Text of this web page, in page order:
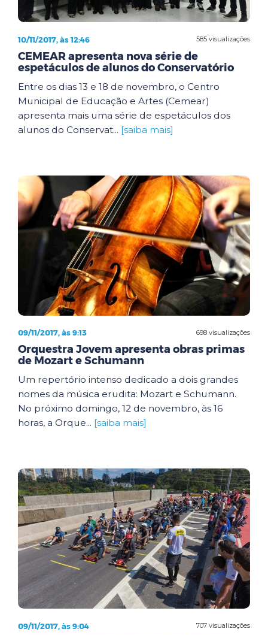
585 visualizações
10/11/2017, às 12:46
CEMEAR apresenta nova série de
espetáculos de alunos do Conservatório
Entre os dias 13 e 18 de novembro, o Centro
Municipal de Educação e Artes (Cemear)
apresenta mais uma série de espetáculos dos
alunos do Conservat... [saiba mais]
698 visualizações
09/11/2017, às 9:13
Orquestra Jovem apresenta obras primas
de Mozart e Schumann
Um repertório intenso dedicado a dois grandes
nomes da música erudita: Mozart e Schumann.
No próximo domingo, 12 de novembro, às 16
horas, a Orque... [saiba mais]
707 visualizações
09/11/2017, às 9:04